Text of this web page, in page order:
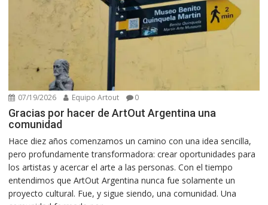
07/19/2026 Equipo Artout 0
Gracias por hacer de ArtOut Argentina una
comunidad
Hace diez años comenzamos un camino con una idea sencilla,
pero profundamente transformadora: crear oportunidades para
los artistas y acercar el arte a las personas. Con el tiempo
entendimos que ArtOut Argentina nunca fue solamente un
proyecto cultural. Fue, y sigue siendo, una comunidad. Una